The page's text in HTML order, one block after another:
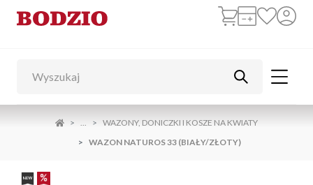
...
WAZONY, DONICZKI I KOSZE NA KWIATY
WAZON NATUROS 33 (BIAŁY/ZŁOTY)